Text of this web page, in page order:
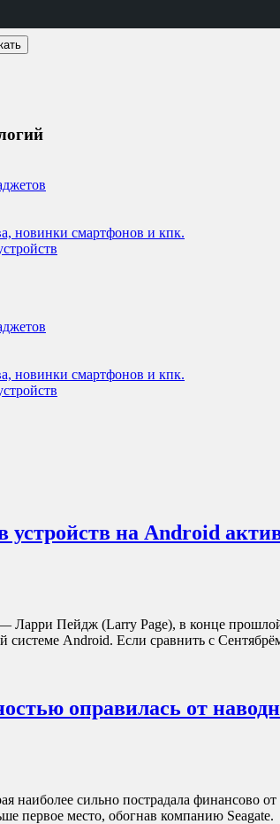
новинки смартфонов и кпк.
новинки смартфонов и кпк.
устройств на Android
Ларри Пейдж (Larry Page), в конце
системе Android. Если сравнить с
оправилась от
наиболее сильно пострадала финансово
первое место, обогнав компанию